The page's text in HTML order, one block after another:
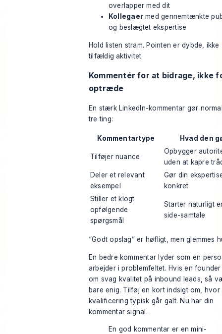
overlapper med dit
Kollegaer med gennemtænkte
og beslægtet ekspertise
Hold listen stram. Pointen er dybde, ikke
tilfældig aktivitet.
Kommentér for at bidrage, ikke
optræde
En stærk LinkedIn-kommentar gør
tre ting:
Kommentartype Hvad den
Tilføjer nuance
Opbygger
uden at kapre
Deler et relevant
eksempel
Gør din
konkret
Stiller et klogt
opfølgende
spørgsmål
Starter naturligt
side-samtale
“Godt opslag” er høfligt, men glemmes
En bedre kommentar lyder som en
arbejder i problemfeltet. Hvis en
om svag kvalitet på inbound leads, så
bare enig. Tilføj en kort indsigt om, hvor
kvalificering typisk går galt. Nu har din
kommentar signal.
En god kommentar er en mini-